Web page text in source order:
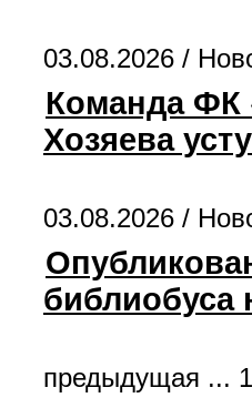
03.08.2026 /
Команда ФК
Хозяева
03.08.2026 /
библиобуса
предыдущая ... 1